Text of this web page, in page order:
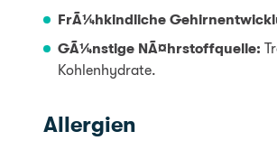
FrÃ¼hkindliche
GÃ¼nstige NÃ¤hrstoffquelle:
Kohlenhydrate.
Allergien